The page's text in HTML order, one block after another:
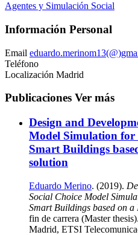
Agentes y Simulación Social
Información Personal
Email
Teléfono
Localización Madrid
Publicaciones Ver más
Design and
Model Simulation for
Smart Buildings
solution
Eduardo Merino. (2019).
Social Choice Model
Smart Buildings based on
fin de carrera (Master
Madrid, ETSI